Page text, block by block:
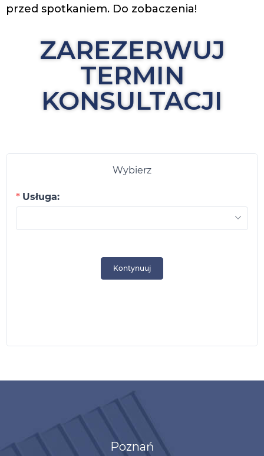
przed spotkaniem. Do zobaczenia!
ZAREZERWUJ
TERMIN
KONSULTACJI
Wybierz
Usługa:
Kontynuuj
Poznań